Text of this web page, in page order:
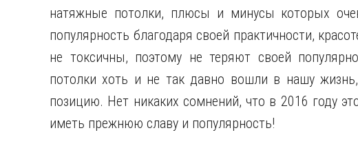
натяжные потолки, плюсы и минусы которых
популярность благодаря своей практичности,
не токсичны, поэтому не теряют своей
потолки хоть и не так давно вошли в нашу
позицию. Нет никаких сомнений, что в 2016 году
иметь прежнюю славу и популярность!